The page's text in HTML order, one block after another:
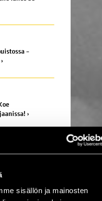
sisällön ja mainosten
–
›
–